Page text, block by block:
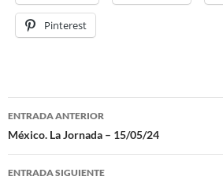
Pinterest
Navegación
de
ENTRADA ANTERIOR
México. La Jornada – 15/05/24
ENTRADA SIGUIENTE